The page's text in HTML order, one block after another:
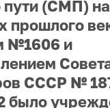
пути (СМП)
прошлого
№1606 и
СССР №
было